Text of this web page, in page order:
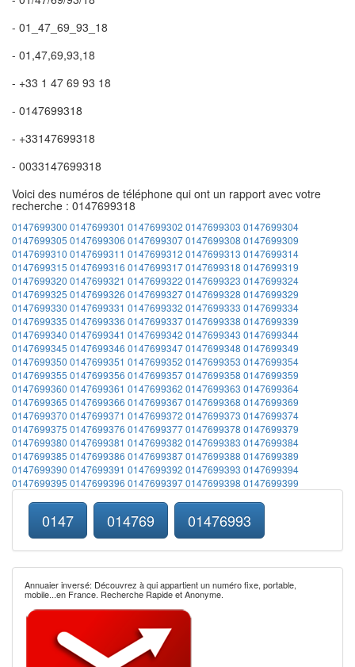
- 01_47_69_93_18
- 01,47,69,93,18
- +33 1 47 69 93 18
- 0147699318
- +33147699318
- 0033147699318
Voici des numéros de téléphone qui ont un rapport avec votre
recherche : 0147699318
0147699300 0147699301 0147699302 0147699303 0147699304
0147699305 0147699306 01476993070147699308 0147699309
0147699310 0147699311 0147699312 0147699313 0147699314
0147699315 0147699316 01476993170147699318 0147699319
0147699320 0147699321 0147699322 0147699323 0147699324
0147699325 0147699326 01476993270147699328 0147699329
0147699330 0147699331 0147699332 0147699333 0147699334
0147699335 0147699336 01476993370147699338 0147699339
0147699340 0147699341 0147699342 0147699343 0147699344
0147699345 0147699346 01476993470147699348 0147699349
0147699350 0147699351 0147699352 0147699353 0147699354
0147699355 0147699356 01476993570147699358 0147699359
0147699360 0147699361 0147699362 0147699363 0147699364
0147699365 0147699366 01476993670147699368 0147699369
0147699370 0147699371 0147699372 0147699373 0147699374
0147699375 0147699376 01476993770147699378 0147699379
0147699380 0147699381 0147699382 0147699383 0147699384
0147699385 0147699386 01476993870147699388 0147699389
0147699390 0147699391 0147699392 0147699393 0147699394
0147699395 0147699396 01476993970147699398 0147699399
0147 014769 01476993
Annuaier inversé: Découvrez à qui appartient un numéro fixe, portable,
mobile...en France. Recherche Rapide et Anonyme.